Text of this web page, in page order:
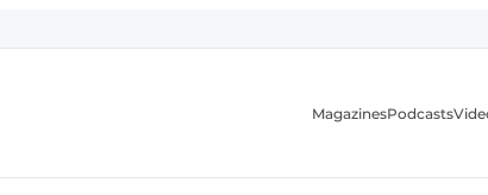
MagazinesPodcasts